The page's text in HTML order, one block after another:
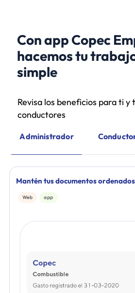
Con app Copec
hacemos tu
simple
Revisa los beneficios para ti y
conductores
Administrador
Mantén tus documentos ordenados
Web app